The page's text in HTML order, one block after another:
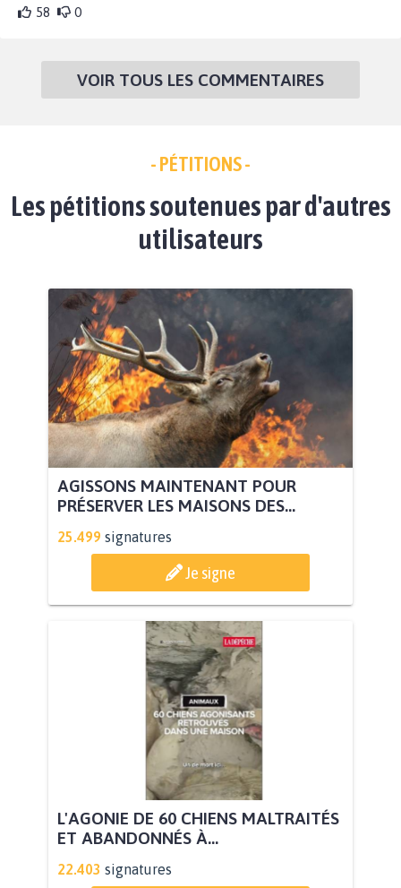
58 0
VOIR TOUS LES COMMENTAIRES
- PÉTITIONS -
Les pétitions soutenues par d'autres
utilisateurs
AGISSONS MAINTENANT POUR
PRÉSERVER LES MAISONS DES...
25.499 signatures
Je signe
L'AGONIE DE 60 CHIENS MALTRAITÉS
ET ABANDONNÉS À...
22.403 signatures